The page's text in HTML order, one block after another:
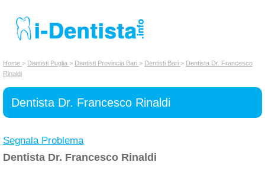
INSERISCI DENTISTA
Chi siamo
Home > Dentisti Puglia > Dentisti Provincia Bari > Dentisti Bari > Dentista Dr. Francesco
Rinaldi
Dentista Dr. Francesco Rinaldi
Segnala Problema
Dentista Dr. Francesco Rinaldi